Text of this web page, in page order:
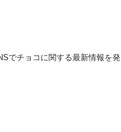
でチョコに関する最新情報を発